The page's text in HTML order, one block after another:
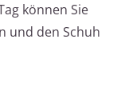
können Sie
und den Schuh